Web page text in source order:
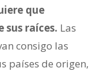
que
sus raíces. Las
consigo las
países de origen,